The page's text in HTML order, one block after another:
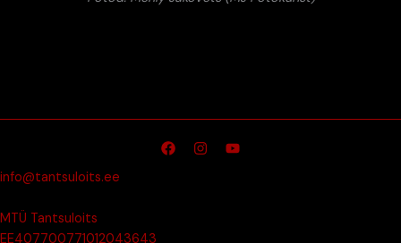
info@tantsuloits.ee
MTÜ Tantsuloits
EE407700771012043643